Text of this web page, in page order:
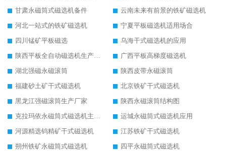
甘肃永磁筒式磁选机备件
云南未来有前景的铁矿磁选机
河北一站式的铁矿磁选机
宁夏平板磁选机适用场合
四川锰矿平板磁选
乌海干式磁选机的应用
陕西平板全自动磁选机生产厂家
广西平板高梯度磁选机
湖北强磁永磁滚筒
陕西皮带永磁滚筒
福建砂土矿干式磁选机
北京铁矿干式磁选机
黑龙江强磁滚筒生产厂家
陕西永磁滚筒结构图
克拉玛依永磁筒式磁选机主要技术参数
运城永磁筒式磁选机应用
河源精选钨精矿干式磁选机
江苏铁矿干式磁选机
朔州铁矿永磁筒式磁选机
四平永磁筒式磁选机